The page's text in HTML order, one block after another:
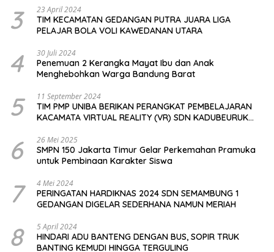
3 23 April 2024
TIM KECAMATAN GEDANGAN PUTRA JUARA LIGA
PELAJAR BOLA VOLI KAWEDANAN UTARA
4 30 Juli 2024
Penemuan 2 Kerangka Mayat Ibu dan Anak
Menghebohkan Warga Bandung Barat
5 11 September 2024
TIM PMP UNIBA BERIKAN PERANGKAT PEMBELAJARAN
KACAMATA VIRTUAL REALITY (VR) SDN KADUBEURUK
6 26 Mei 2025
SMPN 150 Jakarta Timur Gelar Perkemahan Pramuka
untuk Pembinaan Karakter Siswa
7 4 Mei 2024
PERINGATAN HARDIKNAS 2024 SDN SEMAMBUNG 1
GEDANGAN DIGELAR SEDERHANA NAMUN MERIAH
8 5 April 2024
HINDARI ADU BANTENG DENGAN BUS, SOPIR TRUK
BANTING KEMUDI HINGGA TERGULING